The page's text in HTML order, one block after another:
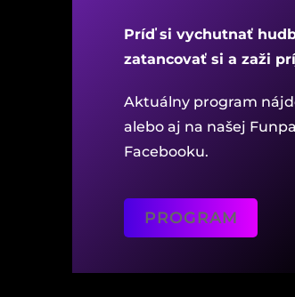
Príď si vychutnať
zatancovať si a zaži
Aktuálny program
alebo aj na našej
Facebooku.
PROGRAM